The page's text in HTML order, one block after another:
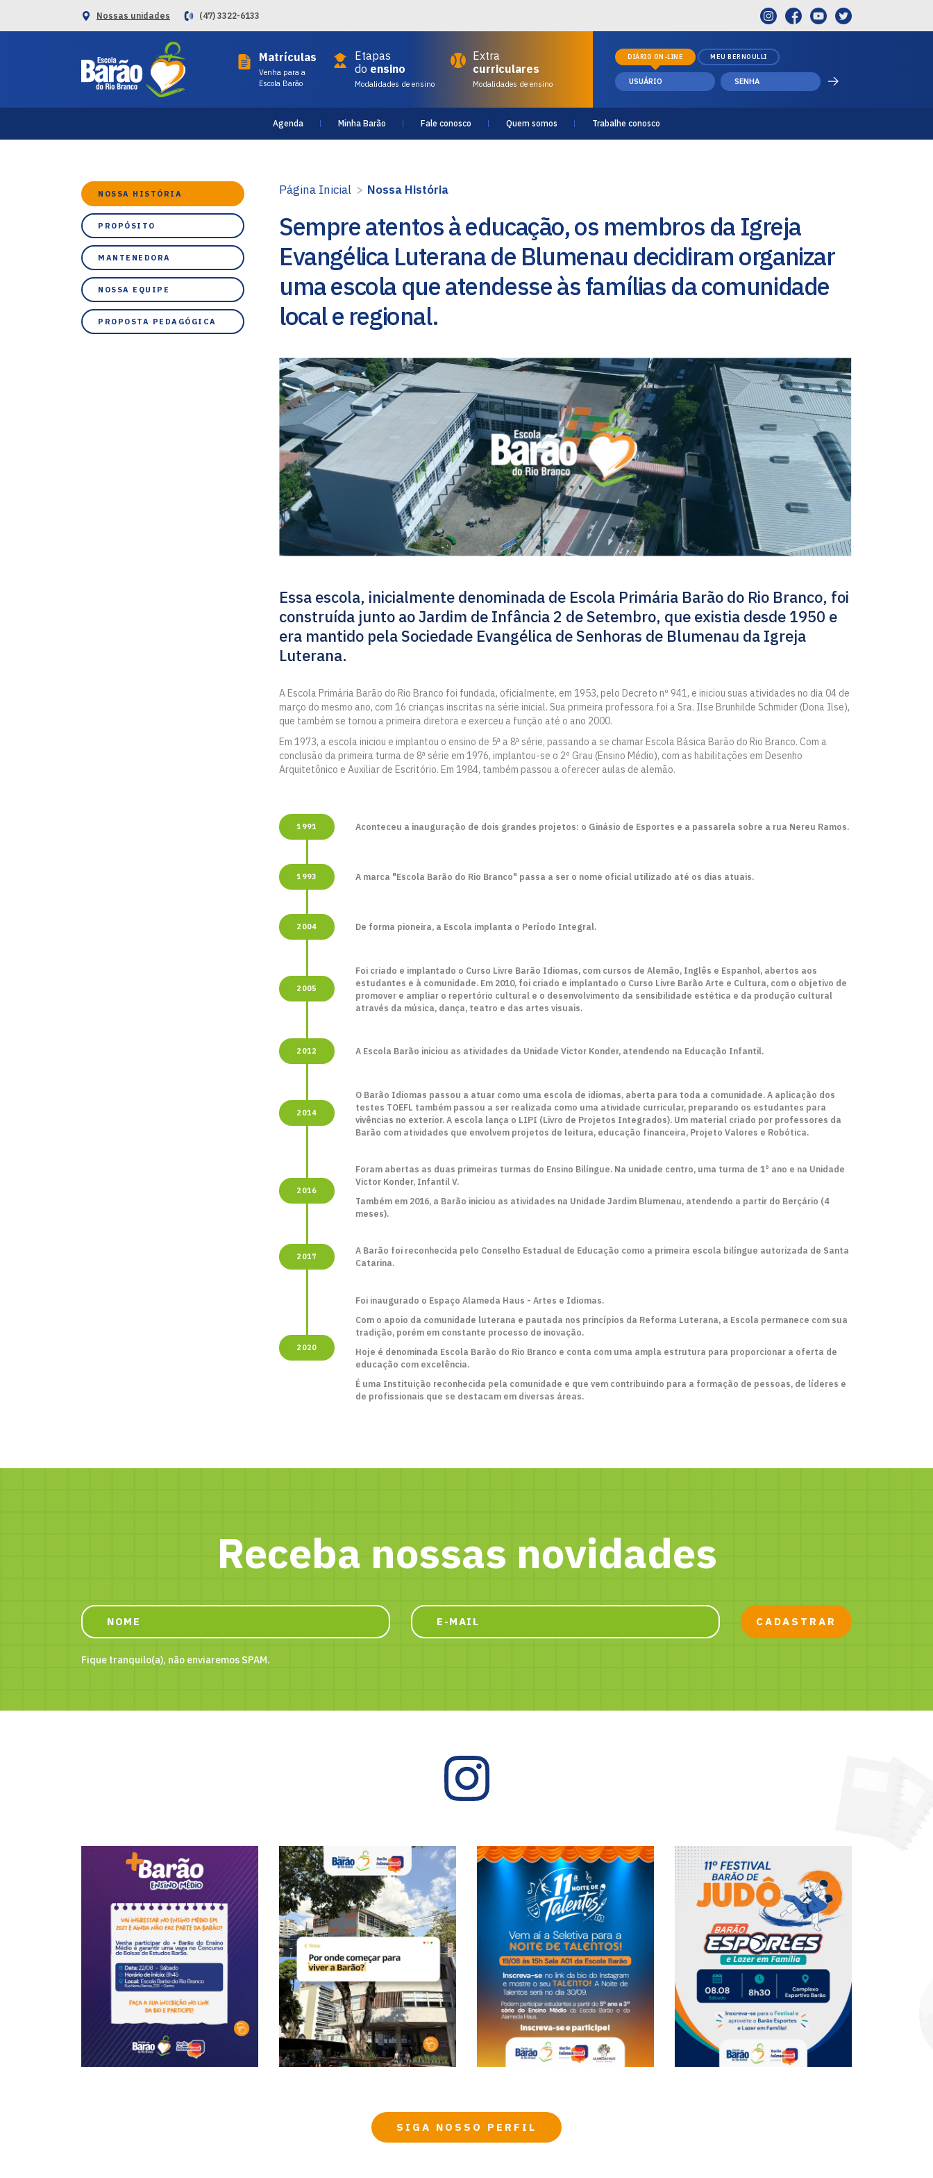
Nossas unidades (47) 3322-6133
Matrículas
Venha para a
Escola Barão
Etapas
do ensino
Modalidades de ensino
Extra
curriculares
Modalidades de ensino
DIÁRIO ON-LINE MEU BERNOULLI
Agenda Minha Barão Fale conosco Quem somos Trabalhe conosco
NOSSA HISTÓRIA
PROPÓSITO
MANTENEDORA
NOSSA EQUIPE
PROPOSTA PEDAGÓGICA
Página Inicial > Nossa História
Sempre atentos à educação, os membros da Igreja
Evangélica Luterana de Blumenau decidiram organizar
uma escola que atendesse às famílias da comunidade
local e regional.
Essa escola, inicialmente denominada de Escola Primária Barão do Rio Branco, foi
construída junto ao Jardim de Infância 2 de Setembro, que existia desde 1950 e
era mantido pela Sociedade Evangélica de Senhoras de Blumenau da Igreja
Luterana.
A Escola Primária Barão do Rio Branco foi fundada, oficialmente, em 1953, pelo Decreto nº 941, e iniciou suas atividades no dia 04 de
março do mesmo ano, com 16 crianças inscritas na série inicial. Sua primeira professora foi a Sra. Ilse Brunhilde Schmider (Dona Ilse),
que também se tornou a primeira diretora e exerceu a função até o ano 2000.
Em 1973, a escola iniciou e implantou o ensino de 5ª a 8ª série, passando a se chamar Escola Básica Barão do Rio Branco. Com a
conclusão da primeira turma de 8ª série em 1976, implantou-se o 2º Grau (Ensino Médio), com as habilitações em Desenho
Arquitetônico e Auxiliar de Escritório. Em 1984, também passou a oferecer aulas de alemão.
1991 Aconteceu a inauguração de dois grandes projetos: o Ginásio de Esportes e a passarela sobre a rua Nereu Ramos.
1993 A marca "Escola Barão do Rio Branco" passa a ser o nome oficial utilizado até os dias atuais.
2004 De forma pioneira, a Escola implanta o Período Integral.
2005
Foi criado e implantado o Curso Livre Barão Idiomas, com cursos de Alemão, Inglês e Espanhol, abertos aos
estudantes e à comunidade. Em 2010, foi criado e implantado o Curso Livre Barão Arte e Cultura, com o objetivo de
promover e ampliar o repertório cultural e o desenvolvimento da sensibilidade estética e da produção cultural
através da música, dança, teatro e das artes visuais.
2012 A Escola Barão iniciou as atividades da Unidade Victor Konder, atendendo na Educação Infantil.
2014
O Barão Idiomas passou a atuar como uma escola de idiomas, aberta para toda a comunidade. A aplicação dos
testes TOEFL também passou a ser realizada como uma atividade curricular, preparando os estudantes para
vivências no exterior. A escola lança o LIPI (Livro de Projetos Integrados). Um material criado por professores da
Barão com atividades que envolvem projetos de leitura, educação financeira, Projeto Valores e Robótica.
2016
Foram abertas as duas primeiras turmas do Ensino Bilíngue. Na unidade centro, uma turma de 1° ano e na Unidade
Victor Konder, Infantil V.
Também em 2016, a Barão iniciou as atividades na Unidade Jardim Blumenau, atendendo a partir do Berçário (4
meses).
2017
A Barão foi reconhecida pelo Conselho Estadual de Educação como a primeira escola bilíngue autorizada de Santa
Catarina.
2020
Foi inaugurado o Espaço Alameda Haus - Artes e Idiomas.
Com o apoio da comunidade luterana e pautada nos princípios da Reforma Luterana, a Escola permanece com sua
tradição, porém em constante processo de inovação.
Hoje é denominada Escola Barão do Rio Branco e conta com uma ampla estrutura para proporcionar a oferta de
educação com excelência.
É uma Instituição reconhecida pela comunidade e que vem contribuindo para a formação de pessoas, de líderes e
de profissionais que se destacam em diversas áreas.
Receba nossas novidades
CADASTRAR
Fique tranquilo(a), não enviaremos SPAM.
SIGA NOSSO PERFIL